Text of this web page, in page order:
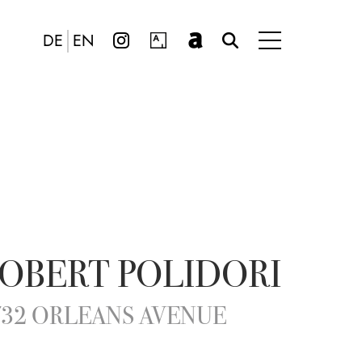
DE EN
POLIDORI
ORLEANS AVENUE